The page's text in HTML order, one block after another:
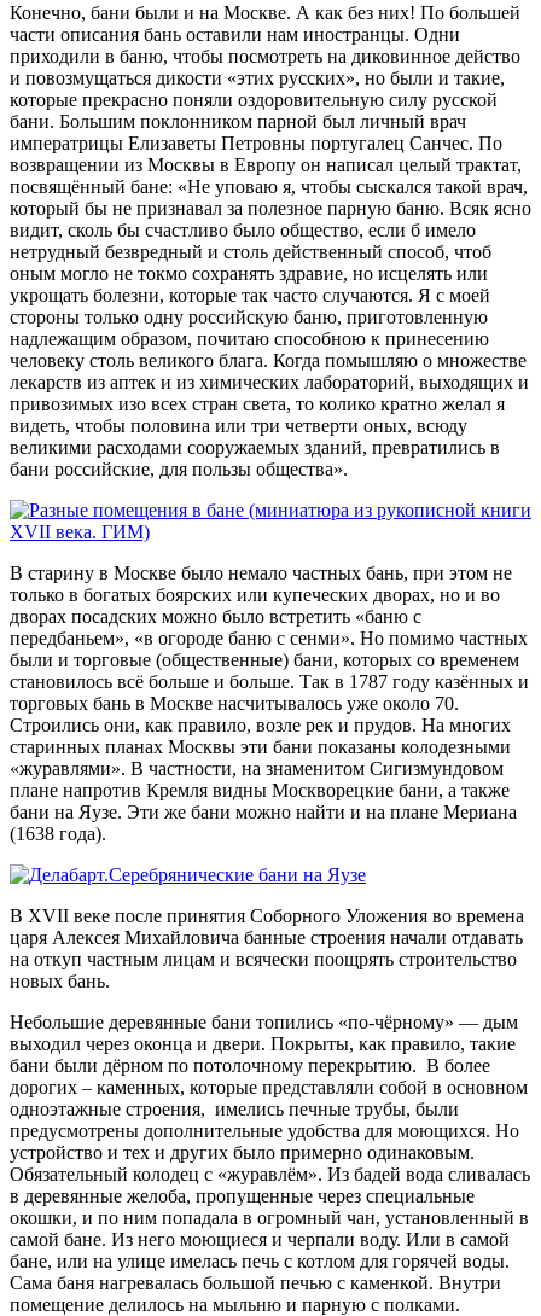
Конечно, бани были и на Москве. А как без них! По большей
части описания бань оставили нам иностранцы. Одни
приходили в баню, чтобы посмотреть на диковинное действо
и повозмущаться дикости «этих русских», но были и такие,
которые прекрасно поняли оздоровительную силу русской
бани. Большим поклонником парной был личный врач
императрицы Елизаветы Петровны португалец Санчес. По
возвращении из Москвы в Европу он написал целый трактат,
посвящённый бане: «Не уповаю я, чтобы сыскался такой врач,
который бы не признавал за полезное парную баню. Всяк ясно
видит, сколь бы счастливо было общество, если б имело
нетрудный безвредный и столь действенный способ, чтоб
оным могло не токмо сохранять здравие, но исцелять или
укрощать болезни, которые так часто случаются. Я с моей
стороны только одну российскую баню, приготовленную
надлежащим образом, почитаю способною к принесению
человеку столь великого блага. Когда помышляю о множестве
лекарств из аптек и из химических лабораторий, выходящих и
привозимых изо всех стран света, то колико кратно желал я
видеть, чтобы половина или три четверти оных, всюду
великими расходами сооружаемых зданий, превратились в
бани российские, для пользы общества».
В старину в Москве было немало частных бань, при этом не
только в богатых боярских или купеческих дворах, но и во
дворах посадских можно было встретить «баню с
передбаньем», «в огороде баню с сенми». Но помимо частных
были и торговые (общественные) бани, которых со временем
становилось всё больше и больше. Так в 1787 году казённых и
торговых бань в Москве насчитывалось уже около 70.
Строились они, как правило, возле рек и прудов. На многих
старинных планах Москвы эти бани показаны колодезными
«журавлями». В частности, на знаменитом Сигизмундовом
плане напротив Кремля видны Москворецкие бани, а также
бани на Яузе. Эти же бани можно найти и на плане Мериана
(1638 года).
В XVII веке после принятия Соборного Уложения во времена
царя Алексея Михайловича банные строения начали отдавать
на откуп частным лицам и всячески поощрять строительство
новых бань.
Небольшие деревянные бани топились «по-чёрному» — дым
выходил через оконца и двери. Покрыты, как правило, такие
бани были дёрном по потолочному перекрытию. В более
дорогих – каменных, которые представляли собой в основном
одноэтажные строения, имелись печные трубы, были
предусмотрены дополнительные удобства для моющихся. Но
устройство и тех и других было примерно одинаковым.
Обязательный колодец с «журавлём». Из бадей вода сливалась
в деревянные желоба, пропущенные через специальные
окошки, и по ним попадала в огромный чан, установленный в
самой бане. Из него моющиеся и черпали воду. Или в самой
бане, или на улице имелась печь с котлом для горячей воды.
Сама баня нагревалась большой печью с каменкой. Внутри
помещение делилось на мыльню и парную с полками.